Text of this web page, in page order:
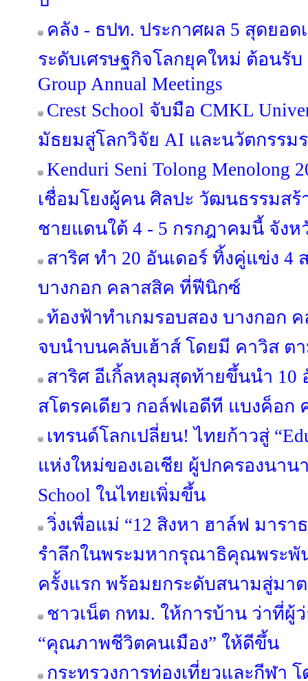
คลัง - ธปท. ประกาศผล 5 สุดยอด
ระดับเศรษฐกิจโลกยุคใหม่ ต้อนรับ
Group Annual Meetings
Crest School จับมือ CMKL
มัธยมสู่โลกวิจัย AI และนวัตกรรม
Kenduri Seni Tolong Menolong
เชื่อมโยงผู้คน ศิลปะ วัฒนธรรมส
ชายแดนใต้ 4 - 5 กรกฎาคมนี้ จัง
สาริศ ทำ 20 อันเดอร์ ทิ้งคู่แข่ง
บางกอก คลาสสิค ที่ฟีนิกซ์
ท้องฟ้าทำเกมรอบสอง บางกอก
จบนำบนคลับเฮ้าส์ โดยมี คาวิส ต
สาริศ อีเกิ้ลหลุมสุดท้ายขึ้นนำ 10
สโตรคเดียว กอล์ฟเอดีที แบงค็อ
เทรนด์โลกเปลี่ยน! ไทยก้าวสู่
แห่งใหม่ของเอเชีย ผู้ปกครองนาน
School ในไทยเพิ่มขึ้น
วิ่งเพื่อแม่ “12 สิงหา ฮาล์ฟ มารา
รำลึกในพระมหากรุณาธิคุณพระพั
ครั้งแรก พร้อมยกระดับสนามสู่มา
ชาวเน็ต กทม. ให้การบ้าน ว่าที่
“คุณภาพชีวิตคนเมือง” ให้ดีขึ้น
กระทรวงการท่องเที่ยวและกีฬา